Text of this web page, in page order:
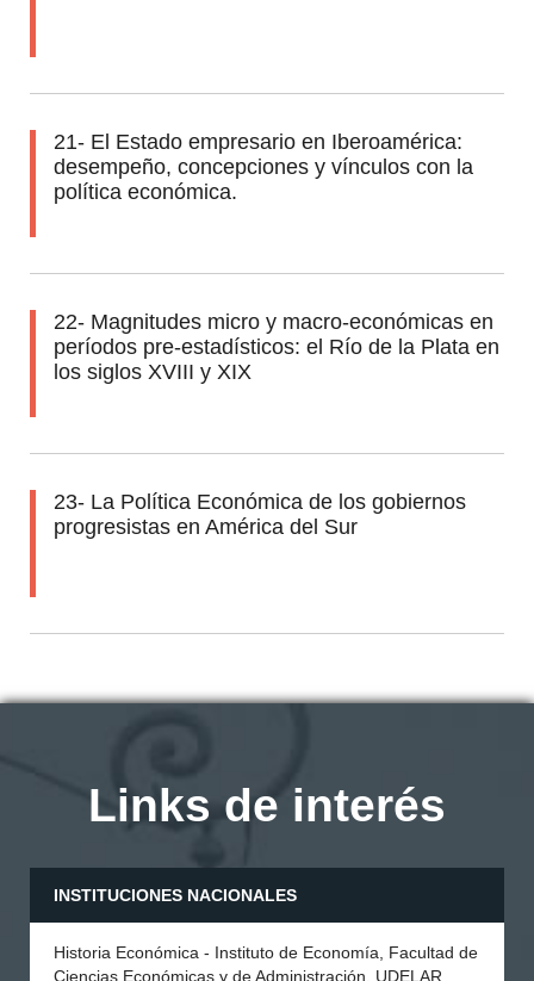
21- El Estado empresario en Iberoamérica:
desempeño, concepciones y vínculos con la
política económica.
22- Magnitudes micro y macro-económicas en
períodos pre-estadísticos: el Río de la Plata en
los siglos XVIII y XIX
23- La Política Económica de los gobiernos
progresistas en América del Sur
Links de interés
INSTITUCIONES NACIONALES
Historia Económica - Instituto de Economía, Facultad de
Ciencias Económicas y de Administración, UDELAR